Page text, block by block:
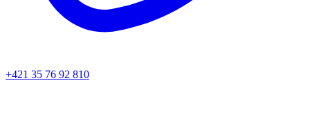
+421 35 76 92 810